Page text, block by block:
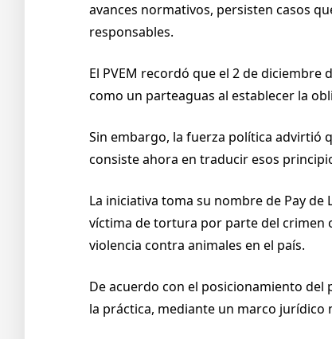
avances normativos, persisten casos
responsables.
El PVEM recordó que el 2 de
como un parteaguas al establecer la
Sin embargo, la fuerza política advirtió
consiste ahora en traducir esos
La iniciativa toma su nombre de Pay
víctima de tortura por parte del crimen
violencia contra animales en el país.
De acuerdo con el posicionamiento
la práctica, mediante un marco jurídico